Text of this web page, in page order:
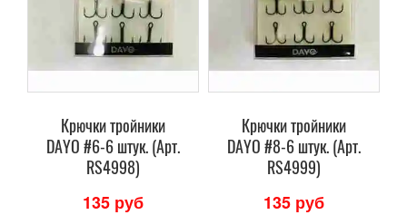
Крючки тройники
DAYO #6-6 штук. (Арт.
RS4998)
135 руб
Крючки тройники
DAYO #8-6 штук. (Арт.
RS4999)
135 руб